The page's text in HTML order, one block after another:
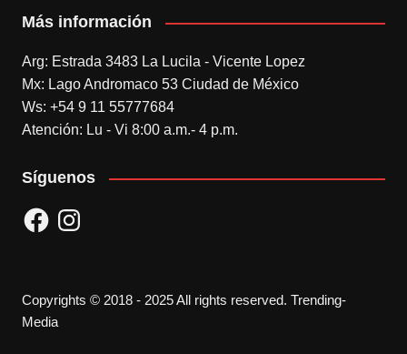
Más información
Arg: Estrada 3483 La Lucila - Vicente Lopez
Mx: Lago Andromaco 53 Ciudad de México
Ws: +54 9 11 55777684
Atención: Lu - Vi 8:00 a.m.- 4 p.m.
Síguenos
FacebookInstagram
Copyrights © 2018 - 2025 All rights reserved. Trending-
Media